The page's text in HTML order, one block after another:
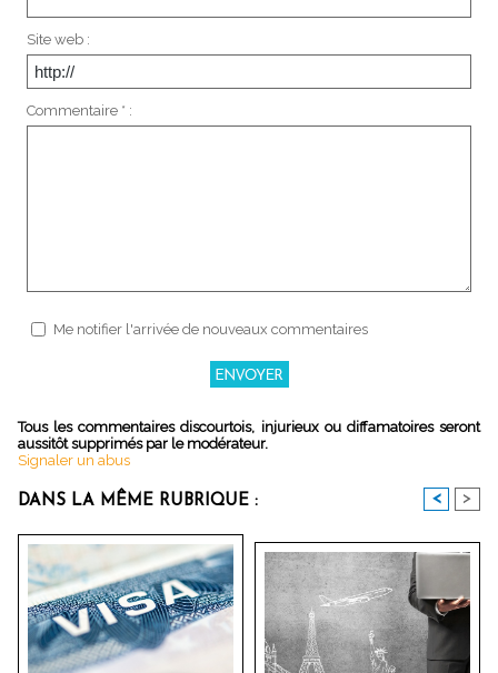
Site web :
Commentaire * :
Me notifier l'arrivée de nouveaux commentaires
Tous les commentaires discourtois, injurieux ou diffamatoires seront
aussitôt supprimés par le modérateur.
Signaler un abus
DANS LA MÊME RUBRIQUE : < >